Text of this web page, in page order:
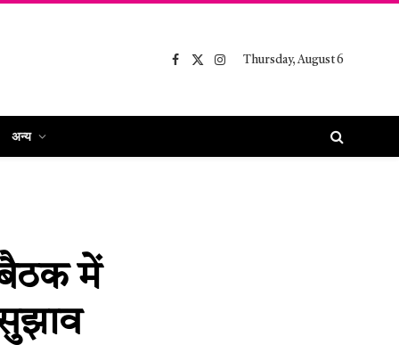
Facebook
X
Instagram
Thursday, August 6
अन्य
बैठक में